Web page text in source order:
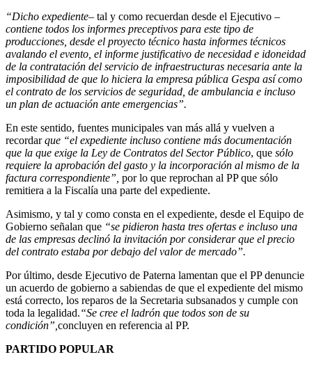
“Dicho expediente– tal y como recuerdan desde el Ejecutivo –
contiene todos los informes preceptivos para este tipo de
producciones, desde el proyecto técnico hasta informes técnicos
avalando el evento, el informe justificativo de necesidad e idoneidad
de la contratación del servicio de infraestructuras necesaria ante la
imposibilidad de que lo hiciera la empresa pública Gespa así como
el contrato de los servicios de seguridad, de ambulancia e incluso
un plan de actuación ante emergencias”.
En este sentido, fuentes municipales van más allá y vuelven a
recordarque “el expediente incluso contiene más documentación
que la que exige la Ley de Contratos del Sector Público, que sólo
requiere la aprobación del gasto y la incorporación al mismo de la
factura correspondiente”, por lo que reprochan al PP que sólo
remitiera a la Fiscalía una parte del expediente.
Asimismo, y tal y como consta en el expediente, desde el Equipo de
Gobierno señalan que “se pidieron hasta tres ofertas e incluso una
de las empresas declinó la invitación por considerar que el precio
del contrato estaba por debajo del valor de mercado”.
Por último, desde Ejecutivo de Paterna lamentan que el PP denuncie
un acuerdo de gobierno a sabiendas de que el expediente del mismo
está correcto, los reparos de la Secretaria subsanados y cumple con
toda la legalidad.“Se cree el ladrón que todos son de su
condición”, concluyen en referencia al PP.
PARTIDO POPULAR